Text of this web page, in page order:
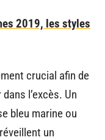
2019, les styles
crucial afin de
l’excès. Un
bleu marine ou
un